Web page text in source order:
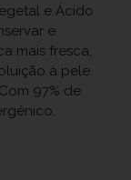
e Ácido
e
mais fresca,
à pele.
97% de